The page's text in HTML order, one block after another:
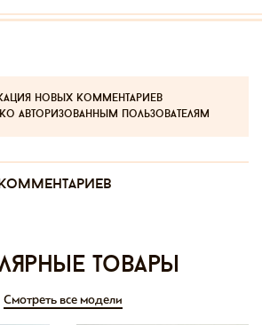
новых комментариев
авторизованным пользователям
товары
Смотреть все модели